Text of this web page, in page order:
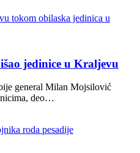
jedinice u Kraljevu
general Milan Mojsilović
deo…